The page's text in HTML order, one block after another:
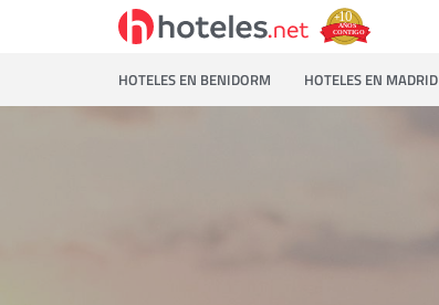
HOTELES EN BENIDORM HOTELES EN MADRID